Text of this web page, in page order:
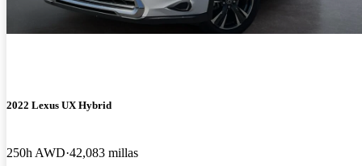
2022 Lexus UX Hybrid
250h AWD 42,083 millas